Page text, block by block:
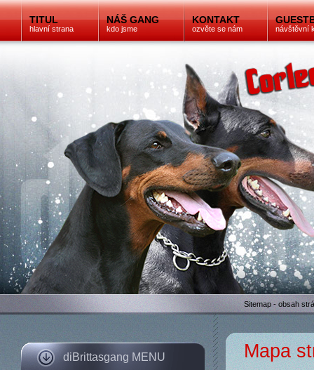
TITUL
hlavní strana
NÁŠ GANG
kdo jsme
KONTAKT
ozvěte se nám návštěvní
diBrittasgang MENU
Sitemap - obsah
Mapa